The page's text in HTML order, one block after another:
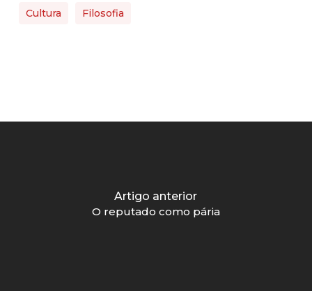
Cultura Filosofia
Artigo anterior
O reputado como pária